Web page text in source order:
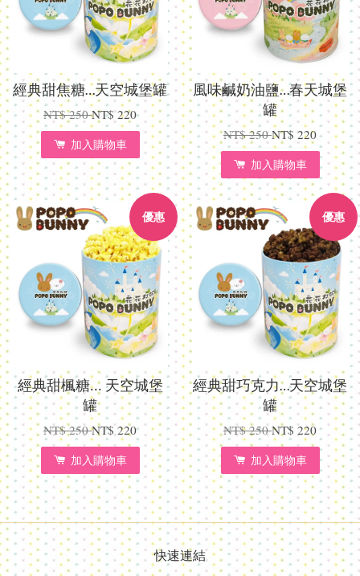
經典甜焦糖…天空城堡罐
NT$ 250NT$ 220
加入購物車
風味鹹奶油鹽…春天城堡
罐
NT$ 250NT$ 220
加入購物車
優惠
經典甜楓糖... 天空城堡
罐
NT$ 250NT$ 220
加入購物車
優惠
經典甜巧克力…天空城堡
罐
NT$ 250NT$ 220
加入購物車
快速連結